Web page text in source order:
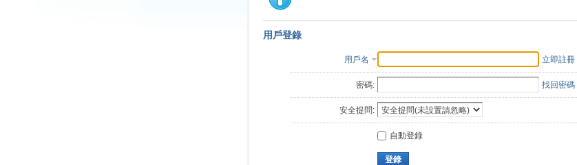
用戶登錄
用戶名 立即註冊
密碼: 找回密碼
安全提問:
自動登錄
登錄